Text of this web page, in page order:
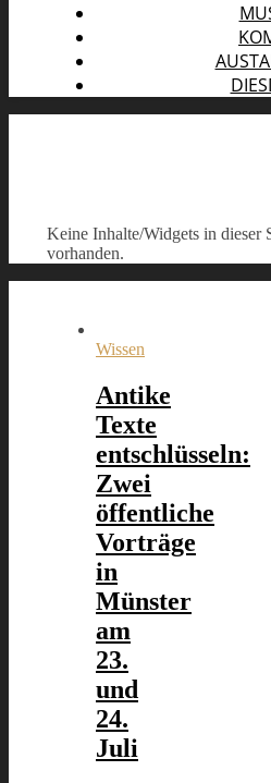
Keine Inhalte/Widgets in dieser
vorhanden.
Wissen
Antike
Texte
entschlüsseln:
Zwei
öffentliche
Vorträge
in
Münster
am
23.
und
24.
Juli